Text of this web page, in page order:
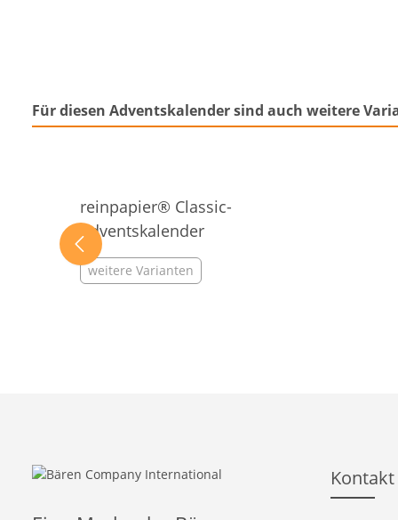
Für diesen Adventskalender sind auch weitere
reinpapier® Classic-
Adventskalender
weitere Varianten